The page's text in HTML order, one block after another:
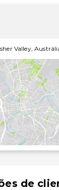
Valley,
de